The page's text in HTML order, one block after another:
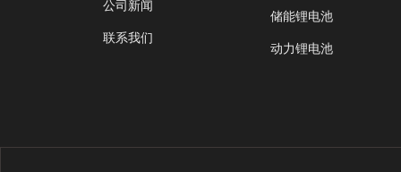
公司新闻
联系我们
储能锂电池
动力锂电池